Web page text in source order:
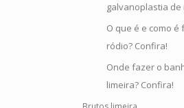
galvanoplastia de
O que é e como
ródio? Confira!
Onde fazer o
limeira? Confira!